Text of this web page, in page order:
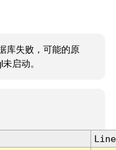
库失败，可能的原
启动。
Line